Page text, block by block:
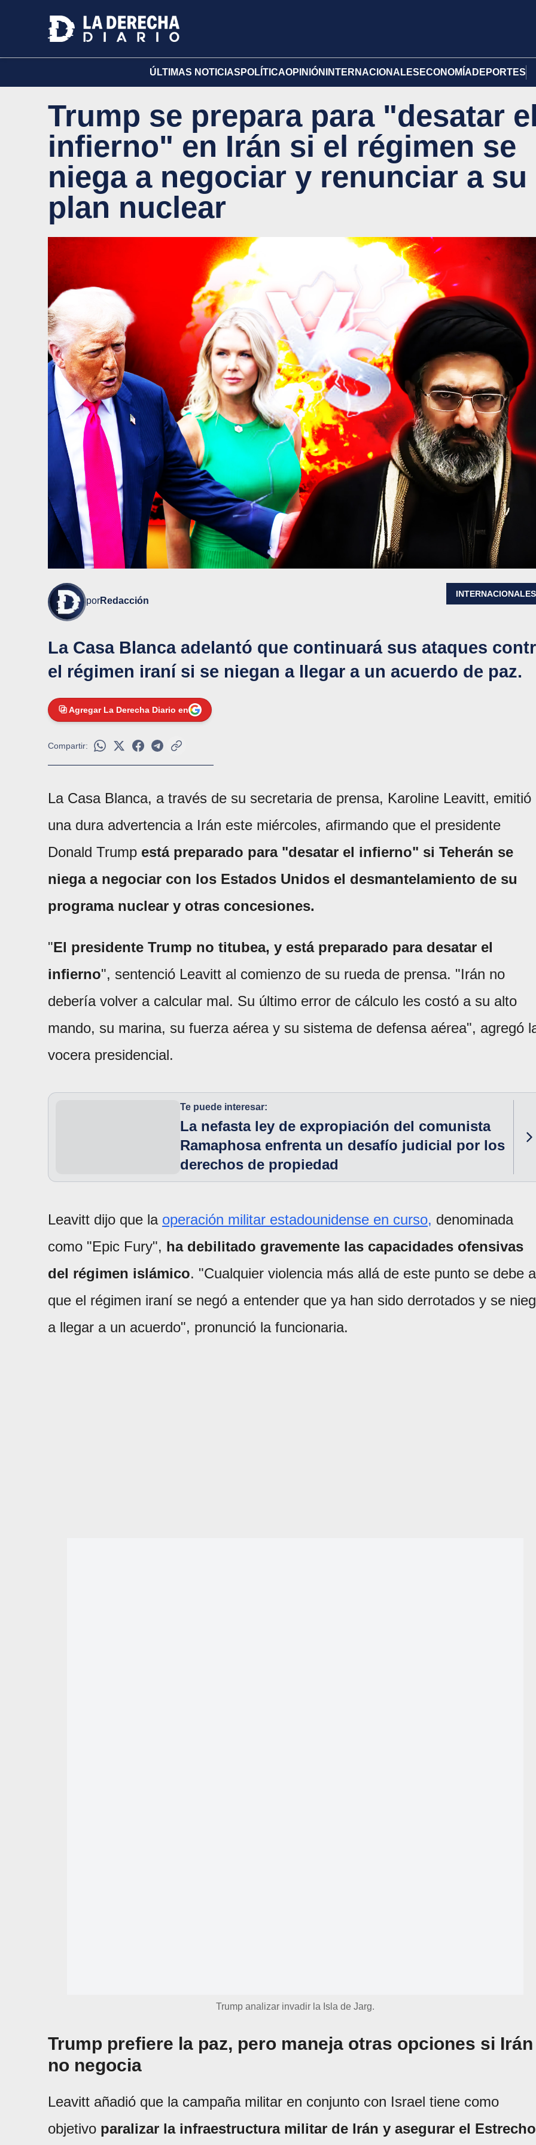
ÚLTIMAS NOTICIAS POLÍTICAOPINIÓN INTERNACIONALES ECONOMÍA DEPORTES
Trump se prepara para "desatar
infierno" en Irán si el régimen se
niega a negociar y renunciar a su
plan nuclear
porRedacción
INTERNACIONALES
La Casa Blanca adelantó que continuará sus ataques
el régimen iraní si se niegan a llegar a un acuerdo de paz.
Agregar La Derecha Diario en
Compartir:
La Casa Blanca, a través de su secretaria de prensa, Karoline Leavitt, emitió
una dura advertencia a Irán este miércoles, afirmando que el presidente
Donald Trump está preparado para "desatar el infierno" si Teherán se
niega a negociar con los Estados Unidos el desmantelamiento de su
programa nuclear y otras concesiones.
"El presidente Trump no titubea, y está preparado para desatar el
infierno", sentenció Leavitt al comienzo de su rueda de prensa. "Irán no
debería volver a calcular mal. Su último error de cálculo les costó a su alto
mando, su marina, su fuerza aérea y su sistema de defensa aérea", agregó
vocera presidencial.
Te puede interesar:
La nefasta ley de expropiación del comunista
Ramaphosa enfrenta un desafío judicial por los
derechos de propiedad
Leavitt dijo que la operación militar estadounidense en curso, denominada
como "Epic Fury", ha debilitado gravemente las capacidades ofensivas
del régimen islámico. "Cualquier violencia más allá de este punto se debe a
que el régimen iraní se negó a entender que ya han sido derrotados y se
a llegar a un acuerdo", pronunció la funcionaria.
Trump analizar invadir la Isla de Jarg.
Trump prefiere la paz, pero maneja otras opciones si Irán
no negocia
Leavitt añadió que la campaña militar en conjunto con Israel tiene como
objetivo paralizar la infraestructura militar de Irán y asegurar el Estrecho